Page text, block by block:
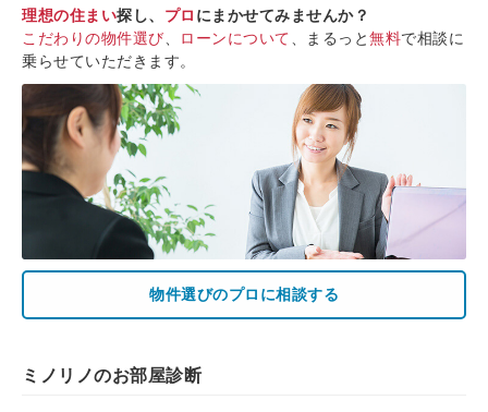
理想の住まい探し、 プロ にまかせてみませんか？
こだわりの物件選び
ローンについて 、まるっと無料で相談に
乗らせていただきます。
物件選びのプロに相談する
ミノリノのお部屋診断